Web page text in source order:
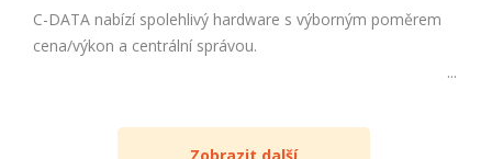
C-DATA nabízí spolehlivý hardware s výborným poměrem
cena/výkon a centrální správou.
Zobrazit další